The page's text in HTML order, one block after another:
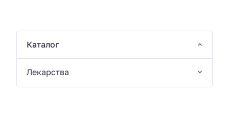
Каталог
Лекарства